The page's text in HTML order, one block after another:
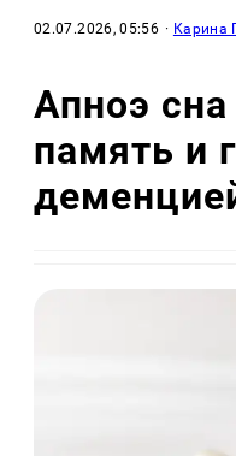
02.07.2026, 05:56 · Карина
Апноэ
память и